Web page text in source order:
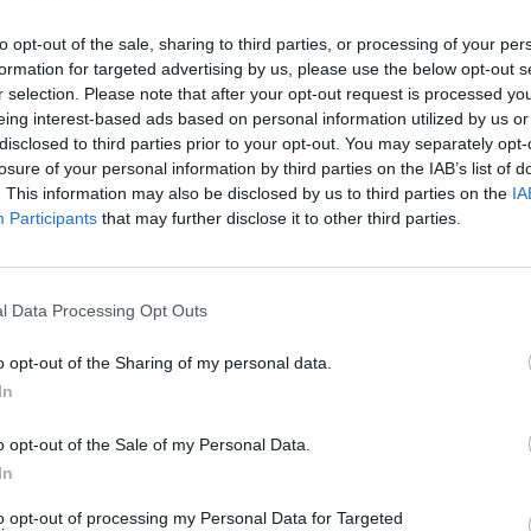
opt-out of the sale, sharing to third parties, or processing of your
for targeted advertising by us, please use the below opt-out
selection. Please note that after your opt-out request is processed
interest-based ads based on personal information utilized by us
to third parties prior to your opt-out. You may separately
of your personal information by third parties on the IAB’s list of
This information may also be disclosed by us to third parties on the
Participants that may further disclose it to other third parties.
Data Processing Opt Outs
opt-out of the Sharing of my personal data.
opt-out of the Sale of my Personal Data.
opt-out of processing my Personal Data for Targeted
splupracovat? Podle
stejně jako s jakýmkoli
ho ovšem považují za tak
s ním spolupráce byla
debatě Ekolistu.
a hodně zdaru v novém
životního prostředí. Když
odmítal byť jen slůvkem
chystá. Následovala
ministr absolutně věřil. Jedním
Jak se ovšem ukázalo na
prostředí Libora
ke kradení státních peněz
angažovat i v resortu
mohl Pavel Drobil jen těžko
fondu Michálka, aby